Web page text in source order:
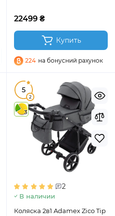
22499 ₴
Купить
224 на бонусний рахунок
5
2
3
2
В наличии
Коляска 2в1 Adamex Zico Tip